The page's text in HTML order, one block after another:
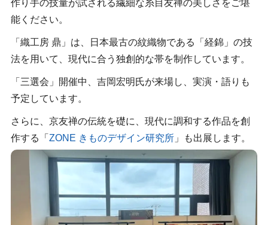
作り手の技量が試される繊細な糸目友禅の美しさをご堪
能ください。
「織工房 鼎」は、日本最古の紋織物である「経錦」の技
法を用いて、現代に合う独創的な帯を制作しています。
「三選会」開催中、吉岡宏明氏が来場し、実演・語りも
予定しています。
さらに、京友禅の伝統を礎に、現代に調和する作品を創
作する「 ZONE きものデザイン研究所」も出展します。